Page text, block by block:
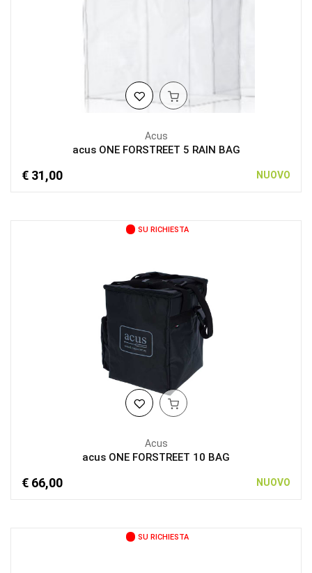
Acus
acus ONE FORSTREET 5 RAIN BAG
€ 31,00 NUOVO
SU RICHIESTA
Acus
acus ONE FORSTREET 10 BAG
€ 66,00 NUOVO
SU RICHIESTA